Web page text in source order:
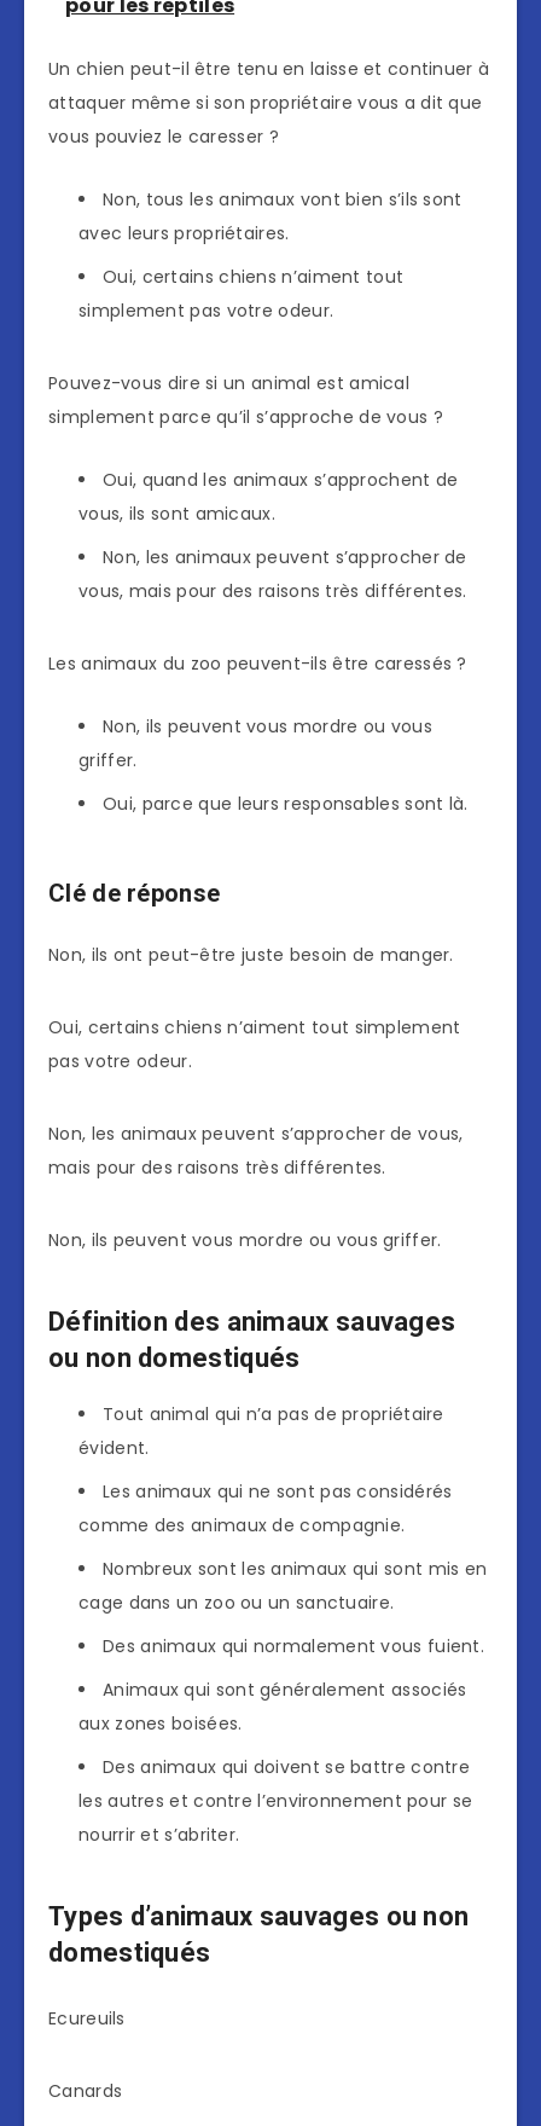
pour les reptiles
Un chien peut-il être tenu en laisse et continuer à
attaquer même si son propriétaire vous a dit que
vous pouviez le caresser ?
Non, tous les animaux vont bien s’ils sont
avec leurs propriétaires.
Oui, certains chiens n’aiment tout
simplement pas votre odeur.
Pouvez-vous dire si un animal est amical
simplement parce qu’il s’approche de vous ?
Oui, quand les animaux s’approchent de
vous, ils sont amicaux.
Non, les animaux peuvent s’approcher de
vous, mais pour des raisons très différentes.
Les animaux du zoo peuvent-ils être caressés ?
Non, ils peuvent vous mordre ou vous
griffer.
Oui, parce que leurs responsables sont là.
Clé de réponse
Non, ils ont peut-être juste besoin de manger.
Oui, certains chiens n’aiment tout simplement
pas votre odeur.
Non, les animaux peuvent s’approcher de vous,
mais pour des raisons très différentes.
Non, ils peuvent vous mordre ou vous griffer.
Définition des animaux sauvages
ou non domestiqués
Tout animal qui n’a pas de propriétaire
évident.
Les animaux qui ne sont pas considérés
comme des animaux de compagnie.
Nombreux sont les animaux qui sont mis en
cage dans un zoo ou un sanctuaire.
Des animaux qui normalement vous fuient.
Animaux qui sont généralement associés
aux zones boisées.
Des animaux qui doivent se battre contre
les autres et contre l’environnement pour se
nourrir et s’abriter.
Types d’animaux sauvages ou non
domestiqués
Ecureuils
Canards